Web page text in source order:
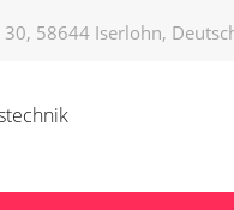
30, 58644 Iserlohn,